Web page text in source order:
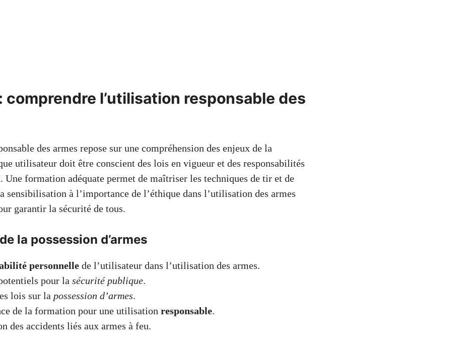
comprendre l’utilisation responsable des
des armes repose sur une compréhension des enjeux de la
utilisateur doit être conscient des lois en vigueur et des responsabilités
Une formation adéquate permet de maîtriser les techniques de tir et de
sensibilisation à l’importance de l’éthique dans l’utilisation des armes
garantir la sécurité de tous.
la possession d’armes
personnelle de l’utilisateur dans l’utilisation des armes.
pour la sécurité publique.
lois sur la possession d’armes.
de la formation pour une utilisation responsable.
des accidents liés aux armes à feu.